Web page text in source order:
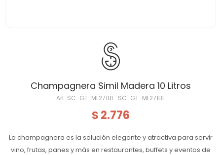
Champagnera Simil Madera 10 Litros
SC-GT-ML271BE-SC-GT-ML271BE
$ 2.776
La champagnera es la solución elegante y atractiva para servir
vino, frutas, panes y más en restaurantes, buffets y eventos de